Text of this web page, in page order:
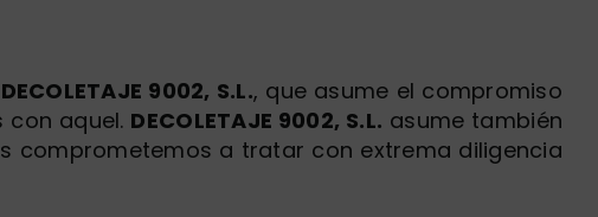
DECOLETAJE 9002, S.L., que asume el compromiso
con aquel. DECOLETAJE 9002, S.L. asume también
comprometemos a tratar con extrema diligencia